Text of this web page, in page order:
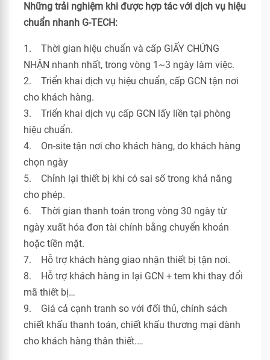
Những trải nghiệm khi được hợp tác với dịch vụ hiệu
chuẩn nhanh G-TECH:
1. Thời gian hiệu chuẩn và cấp GIẤY CHỨNG
NHẬN nhanh nhất, trong vòng 1~3 ngày làm việc.
2. Triển khai dịch vụ hiệu chuẩn, cấp GCN tận nơi
cho khách hàng.
3. Triển khai dịch vụ cấp GCN lấy liền tại phòng
hiệu chuẩn.
4. On-site tận nơi cho khách hàng, do khách hàng
chọn ngày
5. Chỉnh lại thiết bị khi có sai số trong khả năng
cho phép.
6. Thời gian thanh toán trong vòng 30 ngày từ
ngày xuất hóa đơn tài chính bằng chuyển khoản
hoặc tiền mặt.
7. Hỗ trợ khách hàng giao nhận thiết bị tận nơi.
8. Hỗ trợ khách hàng in lại GCN + tem khi thay đổi
mã thiết bị…
9. Giá cả cạnh tranh so với đối thủ, chính sách
chiết khấu thanh toán, chiết khấu thương mại dành
cho khách hàng thân thiết.…